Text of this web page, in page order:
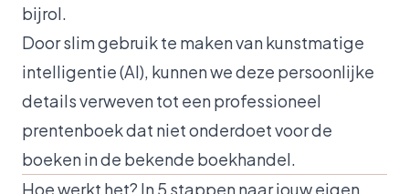
bijrol.
Door slim gebruik te maken van kunstmatige
intelligentie (AI), kunnen we deze persoonlijke
details verweven tot een professioneel
prentenboek dat niet onderdoet voor de
boeken in de bekende boekhandel.
Hoe werkt het? In 5 stappen naar jouw eigen